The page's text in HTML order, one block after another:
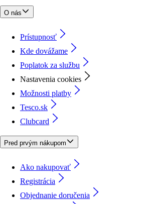
O nás
Prístupnosť
Kde dovážame
Poplatok za službu
Nastavenia cookies
Možnosti platby
Tesco.sk
Clubcard
Pred prvým nákupom
Ako nakupovať
Registrácia
Objednanie doručenia